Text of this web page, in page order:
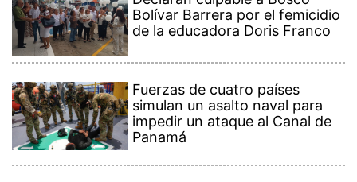
Bolívar Barrera por el femicidio
de la educadora Doris Franco
Fuerzas de cuatro países
simulan un asalto naval para
impedir un ataque al Canal de
Panamá